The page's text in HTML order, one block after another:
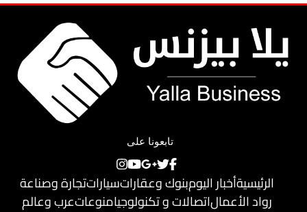
تابعونا على
الرئيسيةأخبار اليومبنوك وعقاراتسياراتتجارة وصناعة
رواد الأعمالاتصالات و تكنولوجيامنوعاتعرب وعالم